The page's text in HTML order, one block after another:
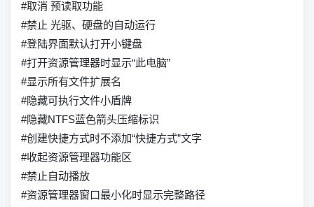
#取消 预读取功能
#禁止 光驱、硬盘的自动运行
#登陆界面默认打开小键盘
#打开资源管理器时显示“此电脑”
#显示所有文件扩展名
#隐藏可执行文件小盾牌
#隐藏NTFS蓝色箭头压缩标识
#创建快捷方式时不添加“快捷方式”文字
#收起资源管理器功能区
#禁止自动播放
#资源管理器窗口最小化时显示完整路径